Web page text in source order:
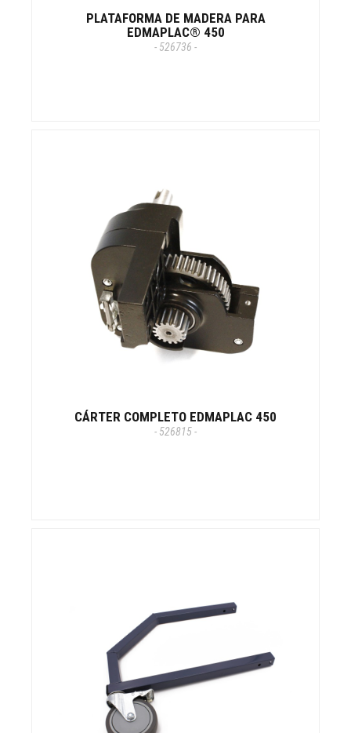
PLATAFORMA DE MADERA PARA
EDMAPLAC® 450
- 526736 -
CÁRTER COMPLETO EDMAPLAC 450
- 526815 -